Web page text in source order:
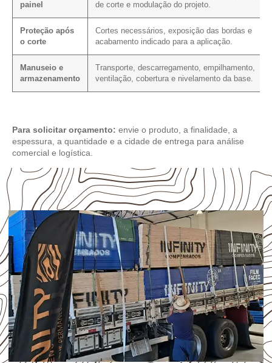
painel
de corte e modulação do projeto.
Proteção após
o corte
Cortes necessários, exposição das bordas e
acabamento indicado para a aplicação.
Manuseio e
armazenamento
Transporte, descarregamento, empilhamento,
ventilação, cobertura e nivelamento da base.
Para solicitar orçamento: envie o produto, a finalidade, a
espessura, a quantidade e a cidade de entrega para análise
comercial e logística.